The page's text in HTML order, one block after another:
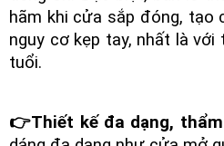
hãm khi cửa sắp đóng, tạo
nguy cơ kẹp tay, nhất là
tuổi.
👉Thiết kế đa dạng,